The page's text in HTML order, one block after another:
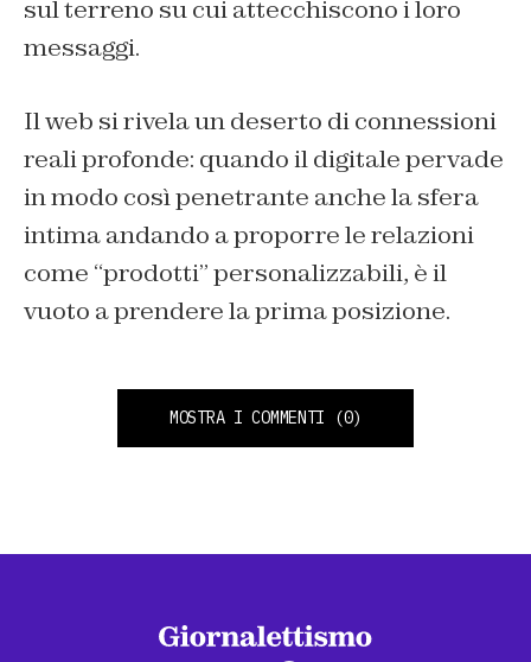
sul terreno su cui attecchiscono i loro
messaggi.
Il web si rivela un deserto di connessioni
reali profonde: quando il digitale pervade
in modo così penetrante anche la sfera
intima andando a proporre le relazioni
come “prodotti” personalizzabili, è il
vuoto a prendere la prima posizione.
MOSTRA I COMMENTI (0)